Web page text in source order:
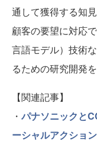
通して獲得する知
顧客の要望に対応
言語モデル）技術
るための研究開発
【関連記事】
・ パナソニックと
ーシャルアクショ